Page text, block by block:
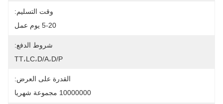
وقت التسليم:
5-20 يوم عمل
شروط الدفع:
TT،LC،D/A،D/P
القدرة على العرض:
10000000 مجموعة شهريا